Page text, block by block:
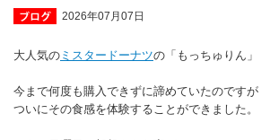
2026年07月07日
大人気の ミスタードーナツの「もっちゅりん」
今まで何度も購入できずに諦めていたのですが
ついにその食感を体験することができました。